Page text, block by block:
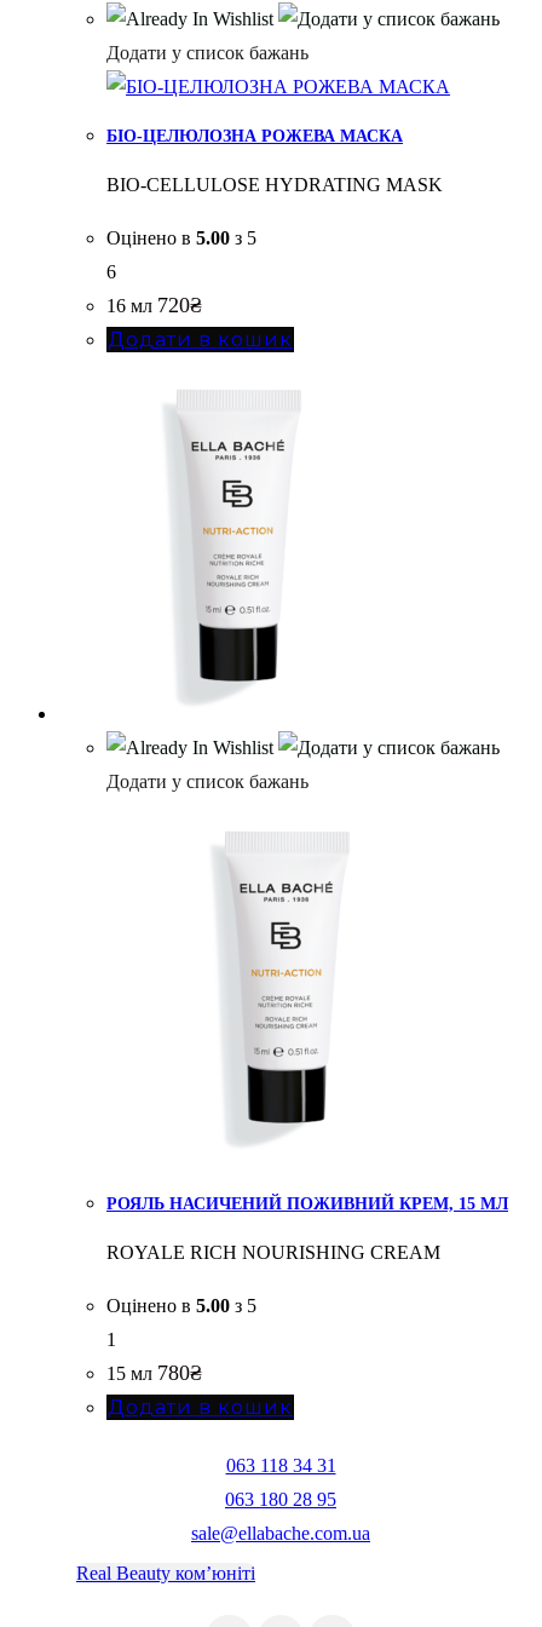
Додати у список бажань
БІО-ЦЕЛЮЛОЗНА РОЖЕВА МАСКА
BIO-CELLULOSE HYDRATING MASK
Оцінено в 5.00 з 5
6
16 мл 720₴
Додати в кошик
Додати у список бажань
РОЯЛЬ НАСИЧЕНИЙ ПОЖИВНИЙ КРЕМ, 15 МЛ
ROYALE RICH NOURISHING CREAM
Оцінено в 5.00 з 5
1
15 мл 780₴
Додати в кошик
063 118 34 31
063 180 28 95
sale@ellabache.com.ua
Real Beauty ком’юніті